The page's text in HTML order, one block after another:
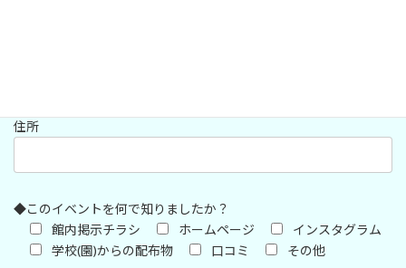
住所
◆このイベントを何で知りましたか？
館内掲示チラシ
ホームページ
インスタグラム
学校(園)からの配布物
口コミ その他